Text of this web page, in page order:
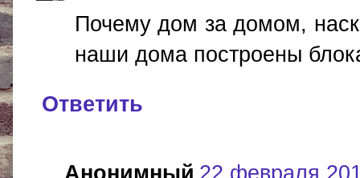
Почему дом за домом,
наши дома построены
Ответить